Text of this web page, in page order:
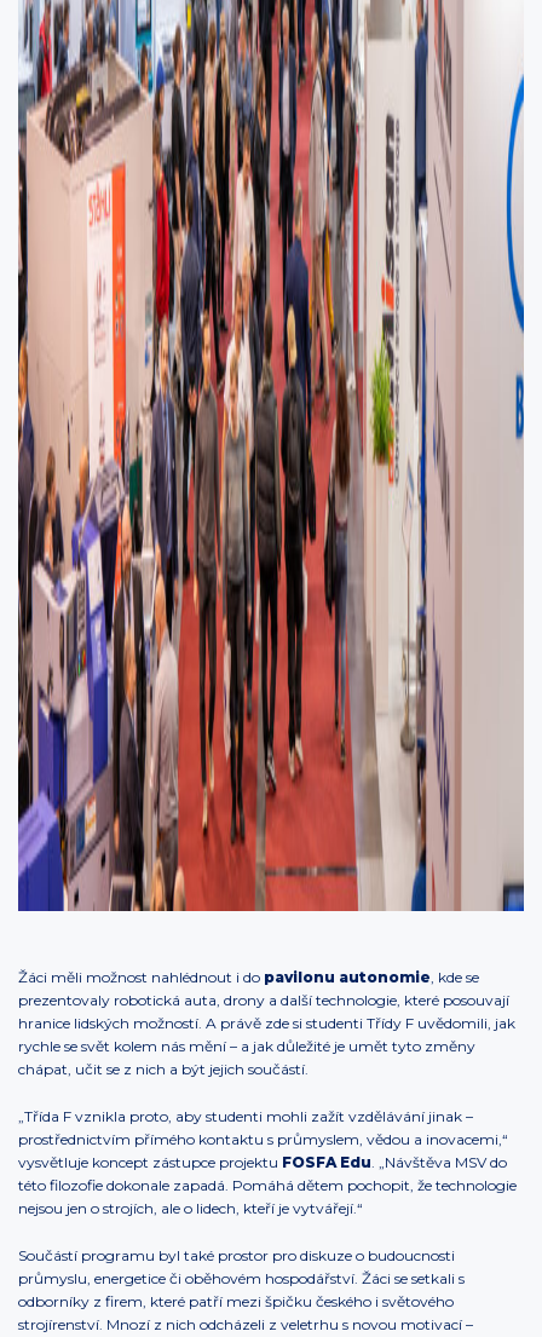
Žáci měli možnost nahlédnout i do pavilonu autonomie, kde se
prezentovaly robotická auta, drony a další technologie, které posouvají
hranice lidských možností. A právě zde si studenti Třídy F uvědomili, jak
rychle se svět kolem nás mění – a jak důležité je umět tyto změny
chápat, učit se z nich a být jejich součástí.
„Třída F vznikla proto, aby studenti mohli zažít vzdělávání jinak –
prostřednictvím přímého kontaktu s průmyslem, vědou a inovacemi,“
vysvětluje koncept zástupce projektu FOSFA Edu. „Návštěva MSV do
této filozofie dokonale zapadá. Pomáhá dětem pochopit, že technologie
nejsou jen o strojích, ale o lidech, kteří je vytvářejí.“
Součástí programu byl také prostor pro diskuze o budoucnosti
průmyslu, energetice či oběhovém hospodářství. Žáci se setkali s
odborníky z firem, které patří mezi špičku českého i světového
strojírenství. Mnozí z nich odcházeli z veletrhu s novou motivací –